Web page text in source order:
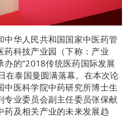
中华人民共和国国家中医药管
药科技产业园（下称：产业
办的“2018传统医药国际发展
在泰国曼圆满落幕。在本次论
医科学院中药研究所博士生
专业委员会副主任委员张保献
药及相关产业的未来发展趋